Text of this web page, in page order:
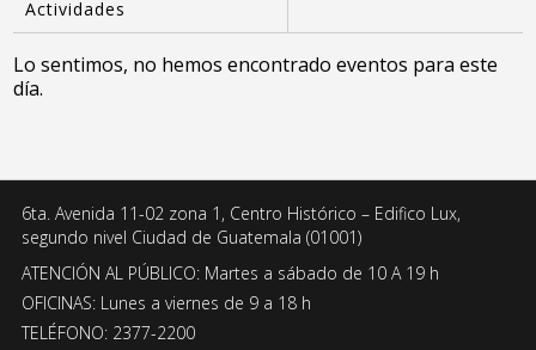
Lo sentimos, no hemos encontrado eventos para este
día.
6ta. Avenida 11-02 zona 1, Centro Histórico – Edifico Lux,
segundo nivel Ciudad de Guatemala (01001)
ATENCIÓN AL PÚBLICO: Martes a sábado de 10 A 19 h
OFICINAS: Lunes a viernes de 9 a 18 h
TELÉFONO: 2377-2200